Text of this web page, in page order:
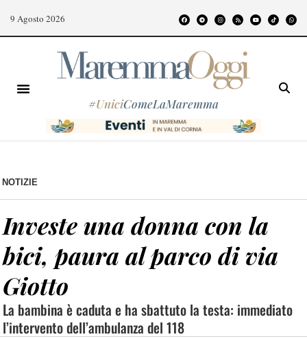
9 Agosto 2026
#UniciComeLaMaremma
NOTIZIE
Investe una donna con la
bici, paura al parco di via
Giotto
La bambina è caduta e ha sbattuto la testa: immediato
l’intervento dell’ambulanza del 118